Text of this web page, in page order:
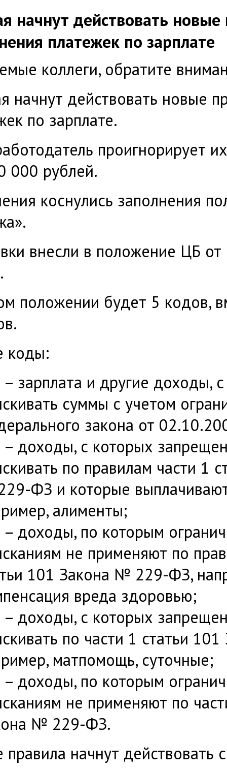
начнут действовать новые
платежек по зарплате
коллеги, обратите
начнут действовать новые
по зарплате.
проигнорирует
000 рублей.
коснулись заполнения
внесли в положение ЦБ
положении будет 5 кодов,
коды:
– зарплата и другие доходы,
суммы с учетом
закона от
– доходы, с которых
по правилам части 1
ФЗ и которые
алименты;
– доходы, по которым
не применяют по
101 Закона № 229-ФЗ,
вреда здоровью;
– доходы, с которых
по части 1 статьи
матпомощь, суточные;
– доходы, по которым
не применяют по
№ 229-ФЗ.
начнут действовать